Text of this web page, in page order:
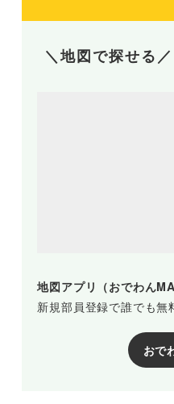
＼地図で探せる／
地図アプリ（おでわん
新規部員登録で誰でも無
おで